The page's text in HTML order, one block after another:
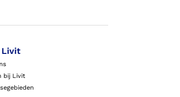
Livit
bij Livit